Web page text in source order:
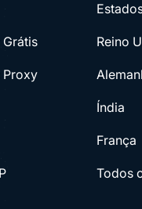
Proxy
Reino
Índia
França
Todos